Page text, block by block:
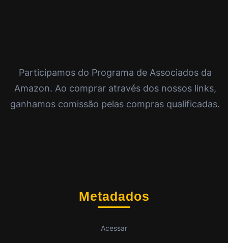
Participamos do Programa de Associados da
Amazon. Ao comprar através dos nossos links,
ganhamos comissão pelas compras qualificadas.
Metadados
Acessar